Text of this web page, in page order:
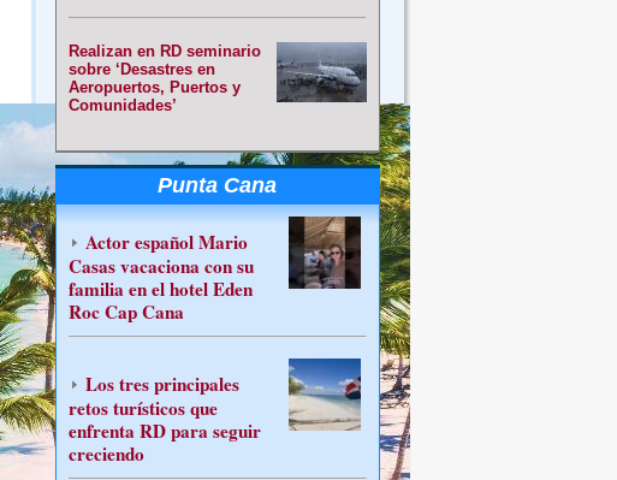
Realizan en RD seminario
sobre ‘Desastres en
Aeropuertos, Puertos y
Comunidades’
Punta Cana
Actor español Mario
Casas vacaciona con su
familia en el hotel Eden
Roc Cap Cana
Los tres principales
retos turísticos que
enfrenta RD para seguir
creciendo